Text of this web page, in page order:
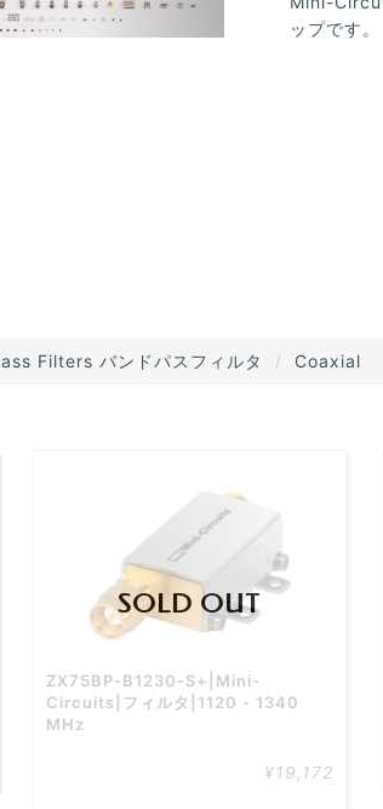
ップです。
Filters バンドパスフィルタ Coaxial
SOLD OUT
ZX75BP-B1230-S+|Mini-
Circuits|フィルタ|1120 - 1340
MHz
¥19,172